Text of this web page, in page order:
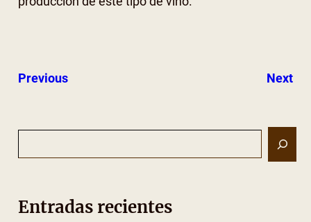
Previous Next
e
c
Entradas recientes